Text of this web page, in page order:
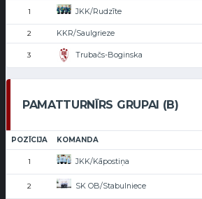
1 JKK/Rudzīte
2 KKR/Saulgrieze
3 Trubačs-Boginska
PAMATTURNĪRS GRUPAI (B)
POZĪCIJA KOMANDA
1 JKK/Kāpostiņa
2 SK OB/Stabulniece